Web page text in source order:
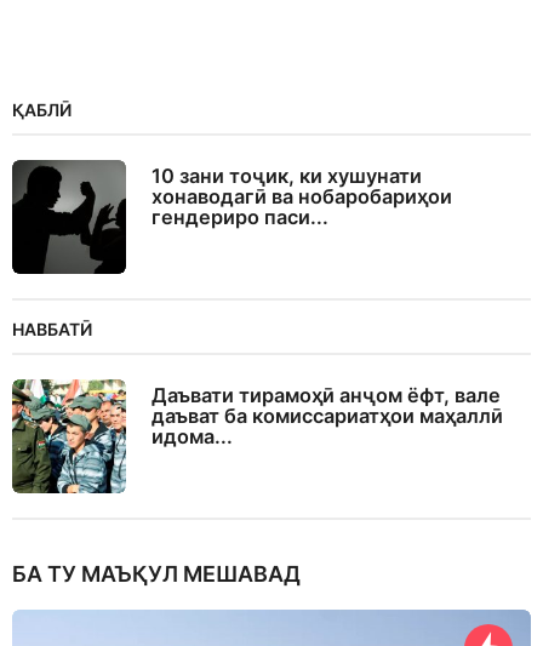
ҚАБЛӢ
10 зани тоҷик, ки хушунати
хонаводагӣ ва нобаробариҳои
гендериро паси...
НАВБАТӢ
Даъвати тирамоҳӣ анҷом ёфт, вале
даъват ба комиссариатҳои маҳаллӣ
идома...
БА ТУ МАЪҚУЛ МЕШАВАД